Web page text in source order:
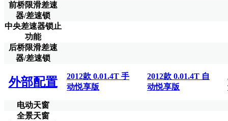
前桥限滑差速
器/差速锁
中央差速器锁止
功能
后桥限滑差速
器/差速锁
外部配置
2012款 0.01.4T 手
动悦享版
2012款 0.01.4T 自
动悦享版
电动天窗
全景天窗